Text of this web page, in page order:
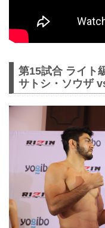
第15試合 ライト
サトシ・ソウザ